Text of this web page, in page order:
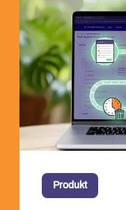
Produkt